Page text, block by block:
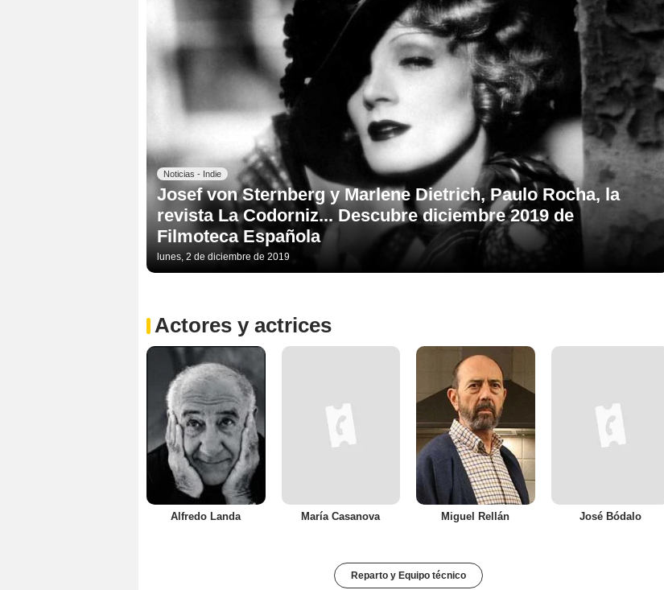
Noticias - Indie
Josef von Sternberg y Marlene Dietrich, Paulo Rocha, la
revista La Codorniz... Descubre diciembre 2019 de
Filmoteca Española
lunes, 2 de diciembre de 2019
Actores y actrices
Alfredo Landa María Casanova Miguel Rellán José Bódalo
Reparto y Equipo técnico